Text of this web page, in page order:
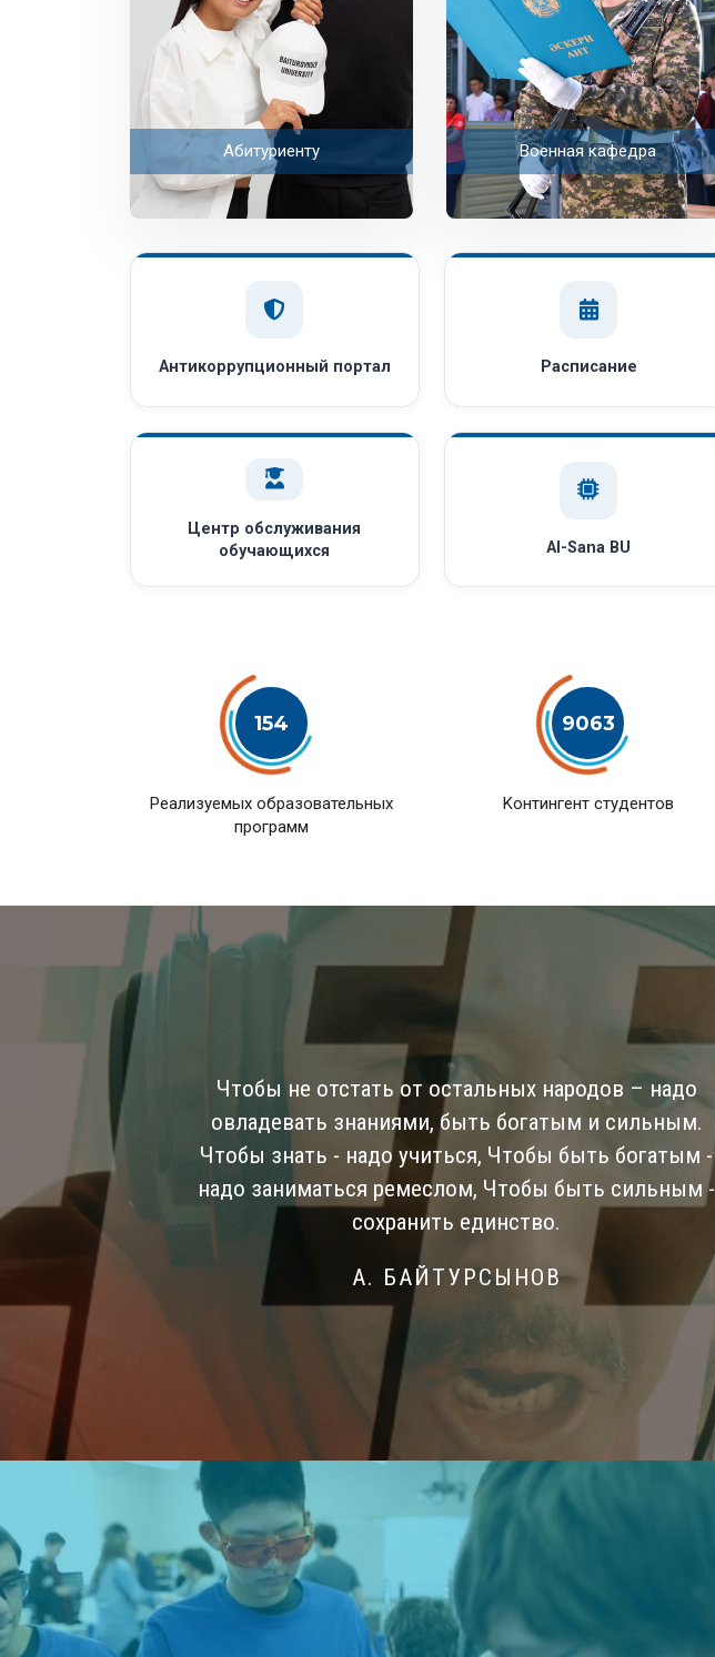
Абитуриенту Военная кафедра
Антикоррупционный портал Расписание
Центр обслуживания
обучающихся
AI-Sana BU
154
Pеализуемых образовательных
программ
9063
Kонтингент студентов
Чтобы не отстать от остальных народов – надо
овладевать знаниями, быть богатым и сильным.
Чтобы знать - надо учиться, Чтобы быть богатым -
надо заниматься ремеслом, Чтобы быть сильным -
сохранить единство.
А. БАЙТУРСЫНОВ